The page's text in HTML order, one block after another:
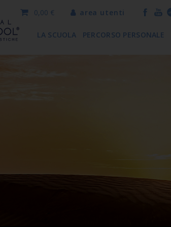
area utenti
0,00 €
LA SCUOLA PERCORSO PERSONALE